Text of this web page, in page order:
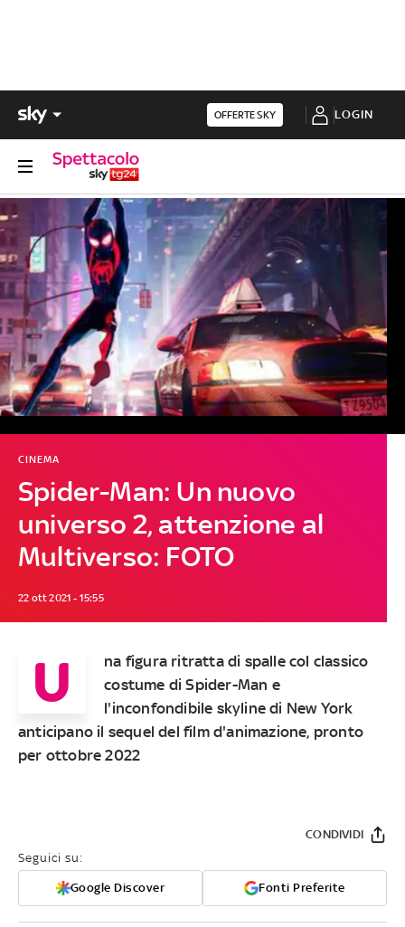
OFFERTE SKY LOGIN
Spider-Man: Un nuovo
universo 2, attenzione al
Multiverso: FOTO
CINEMA
22 ott 2021 - 15:55
U
na figura ritratta di spalle col classico
costume di Spider-Man e
l'inconfondibile skyline di New York
anticipano il sequel del film d'animazione, pronto
per ottobre 2022
Seguici su:
Google Discover Fonti Preferite
CONDIVIDI